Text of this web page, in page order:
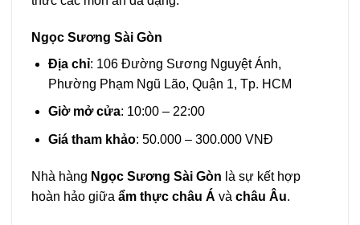
Ngọc Sương Sài Gòn
Địa chỉ: 106 Đường Sương Nguyệt Ánh,
Phường Phạm Ngũ Lão, Quận 1, Tp. HCM
Giờ mở cửa: 10:00 – 22:00
Giá tham khảo: 50.000 – 300.000 VNĐ
Nhà hàng Ngọc Sương Sài Gòn là sự kết hợp
hoàn hảo giữa ẩm thực châu Á và châu Âu.